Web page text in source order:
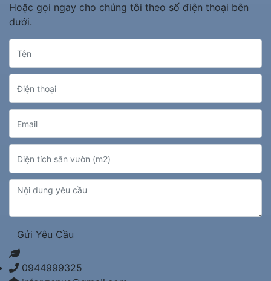
Hoặc gọi ngay cho chúng tôi theo số điện thoại bên
dưới.
Gửi Yêu Cầu
0944999325